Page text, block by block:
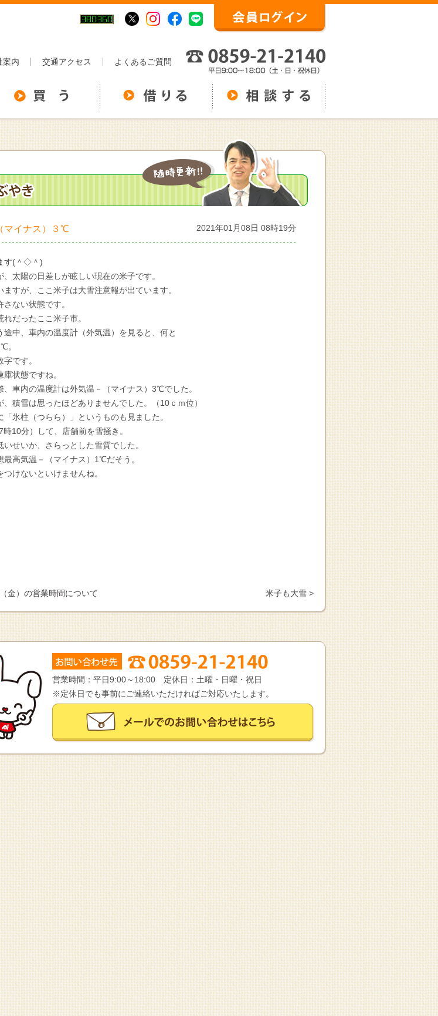
案内 交通アクセス よくあるご質問
マイナス）３℃ 2021年01月08日 08時19分
す(＾◇＾)
太陽の日差しが眩しい現在の米子です。
すが、ここ米子は大雪注意報が出ています。
ない状態です。
だったここ米子市。
途中、車内の温度計（外気温）を見ると、何と
。
です。
状態ですね。
、車内の温度計は外気温－（マイナス）3℃でした。
、積雪は思ったほどありませんでした。（10ｃｍ位）
氷柱（つらら）」というものも見ました。
10分）して、店舗前を雪掻き。
いせいか、さらっとした雪質でした。
最高気温－（マイナス）1℃だそう。
けないといけませんね。
金）の営業時間について 米子も大雪 >
営業時間：平日9:00～18:00 定休日：土曜・日曜・祝日
※定休日でも事前にご連絡いただければご対応いたします。